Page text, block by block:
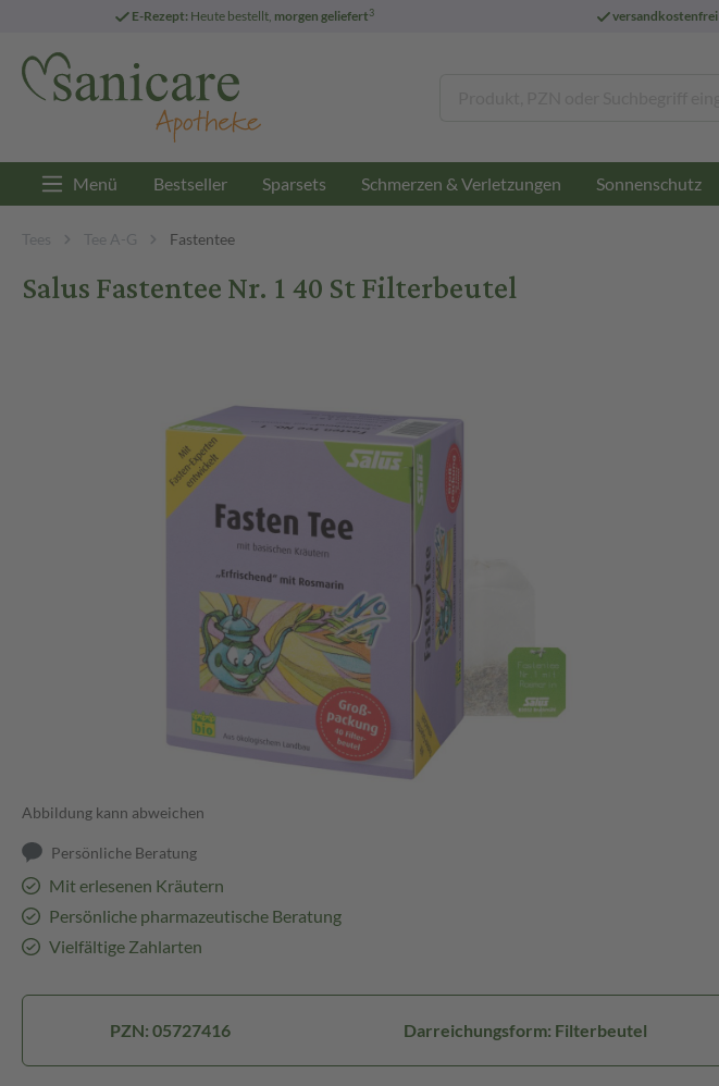
E-Rezept: Heute bestellt, morgen geliefert3 versandkostenfrei
Menü Bestseller Sparsets Schmerzen & Verletzungen Sonnenschutz
Tees Tee A-G Fastentee
Salus Fastentee Nr. 1 40 St Filterbeutel
Abbildung kann abweichen
Persönliche Beratung
Mit erlesenen Kräutern
Persönliche pharmazeutische Beratung
Vielfältige Zahlarten
PZN: 05727416 Darreichungsform: Filterbeutel